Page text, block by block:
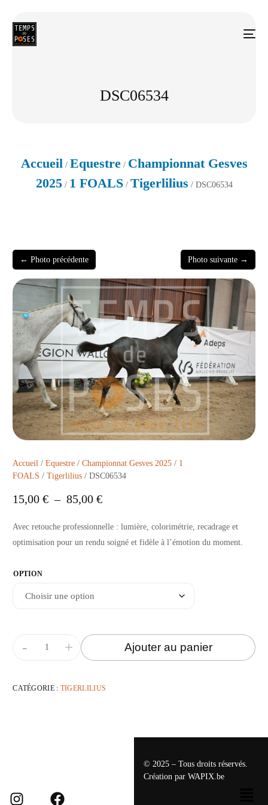
DSC06534
Accueil / Equestre/ Championnat Gesves
2025/ 1 FOALS/ Tigerlilius / DSC06534
← Photo précédente Photo suivante →
Accueil /Equestre /Championnat Gesves 2025 / 1
FOALS /Tigerlilius / DSC06534
15,00€ – 85,00€
Avec retouche professionnelle : lumière, colorimétrie, recadrage et
optimisation pour un rendu soigné et fidèle à l’émotion du moment.
OPTION
+
- Ajouter au panier
CATÉGORIE : TIGERLILIUS
© 2025 – Tous droits réservés.
Création par WAPIX.be